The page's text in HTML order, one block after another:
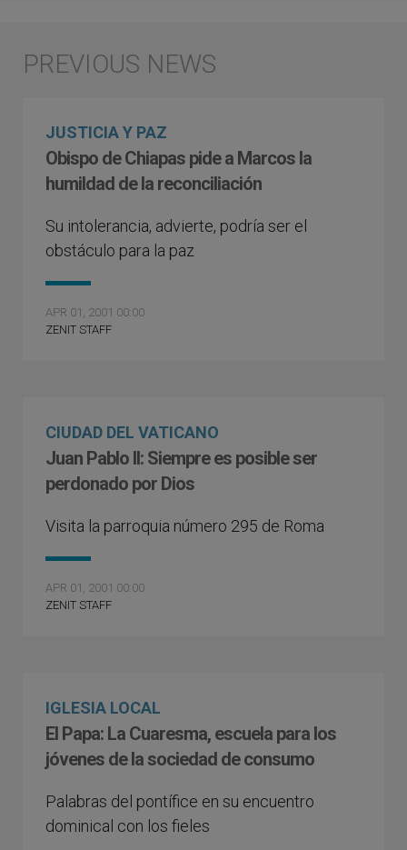
JUSTICIA Y PAZ
Obispo de Chiapas pide a Marcos la
humildad de la reconciliación
Su intolerancia, advierte, podría ser el
obstáculo para la paz
APR 01, 2001 00:00
ZENIT STAFF
CIUDAD DEL VATICANO
Juan Pablo II: Siempre es posible ser
perdonado por Dios
Visita la parroquia número 295 de Roma
APR 01, 2001 00:00
ZENIT STAFF
IGLESIA LOCAL
El Papa: La Cuaresma, escuela para los
jóvenes de la sociedad de consumo
Palabras del pontífice en su encuentro
dominical con los fieles